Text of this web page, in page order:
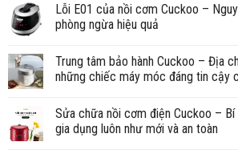
Lỗi E01 của nồi cơm Cuckoo –
phòng ngừa hiệu quả
Trung tâm bảo hành Cuckoo – Địa
những chiếc máy móc đáng tin cậy
Sửa chữa nồi cơm điện Cuckoo –
gia dụng luôn như mới và an toàn